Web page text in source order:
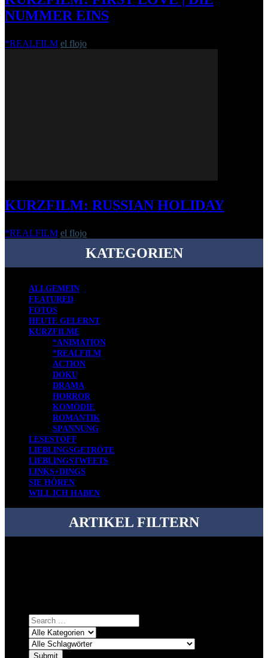
NUMMER EINS
*REALFILM el flojo
KURZFILM: RUSSIAN HOLIDAY
*REALFILM el flojo
KATEGORIEN
ALLGEMEIN
FEATURED
FOTOS
HEUTE GELERNT
KURZFILME
*ANIMATION
*REALFILM
ACTION
DOKU
DRAMA
HORROR
KOMÖDIE
ROMANTIK
SPANNUNG
LESESTOFF
LIEBLINGSGETRÖTE
LIEBLINGSTWEETS
LINKS+DINGS
SIE HÖREN
WILL ICH HABEN
ARTIKEL FILTERN